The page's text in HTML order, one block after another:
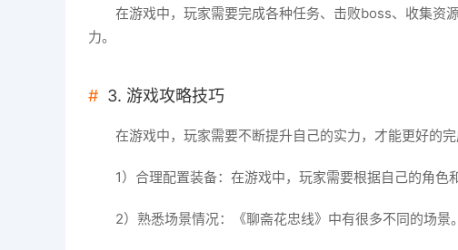
在游戏中，玩家需要完成各种任务、击败boss、收集资
力。
3. 游戏攻略技巧
在游戏中，玩家需要不断提升自己的实力，才能更好的
1）合理配置装备：在游戏中，玩家需要根据自己的角色
2）熟悉场景情况：《聊斋花忠线》中有很多不同的场景